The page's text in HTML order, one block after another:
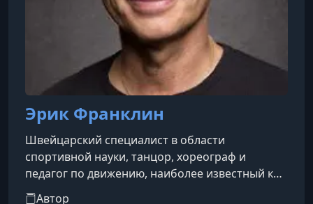
​Эрик Франклин
Швейцарский специалист в области
спортивной науки, танцор, хореограф и
педагог по движению, наиболее известный как
основатель и директор Franklin Method®. Этот
Автор